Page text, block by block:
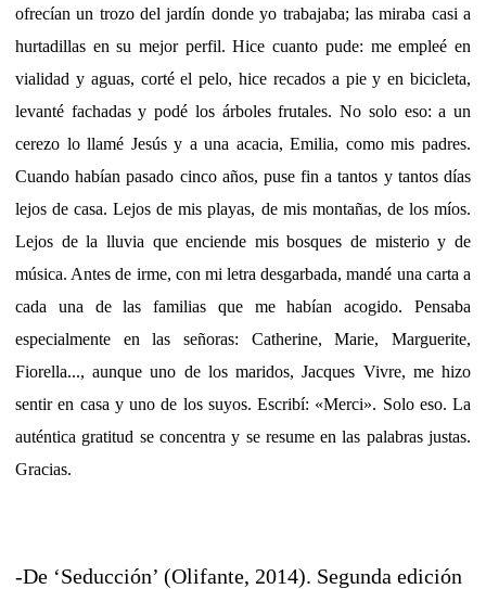
ofrecían un trozo del jardín donde yo trabajaba; las miraba casi a
hurtadillas en su mejor perfil. Hice cuanto pude: me empleé en
vialidad y aguas, corté el pelo, hice recados a pie y en bicicleta,
levanté fachadas y podé los árboles frutales. No solo eso: a un
cerezo lo llamé Jesús y a una acacia, Emilia, como mis padres.
Cuando habían pasado cinco años, puse fin a tantos y tantos días
lejos de casa. Lejos de mis playas, de mis montañas, de los míos.
Lejos de la lluvia que enciende mis bosques de misterio y de
música. Antes de irme, con mi letra desgarbada, mandé una carta a
cada una de las familias que me habían acogido. Pensaba
especialmente en las señoras: Catherine, Marie, Marguerite,
Fiorella..., aunque uno de los maridos, Jacques Vivre, me hizo
sentir en casa y uno de los suyos. Escribí: «Merci». Solo eso. La
auténtica gratitud se concentra y se resume en las palabras justas.
Gracias.
-De ‘Seducción’ (Olifante, 2014). Segunda edición